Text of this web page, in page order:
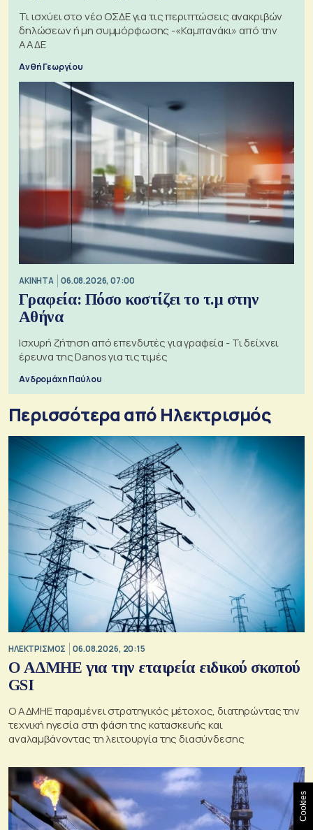
Τι ισχύει στο νέο ΟΣΔΕ για τις περιπτώσεις ανακριβών
δηλώσεων ή μη συμμόρφωσης -«Καμπανάκι» από την
ΑΑΔΕ
Ανθή Γεωργίου
ΑΚΙΝΗΤΑ 06.08.2026, 07:00
Γραφεία: Πόσο κοστίζει το τ.μ στην
Αθήνα
Ισχυρή ζήτηση από επενδυτές για γραφεία - Τι δείχνει
έρευνα της Danos για τις τιμές
Ανδρομάχη Παύλου
Περισσότερα από Ηλεκτρισμός
ΗΛΕΚΤΡΙΣΜΟΣ 06.08.2026, 20:15
O ΑΔΜΗΕ για την εταιρεία ειδικού σκοπού
GSI
O ΑΔΜΗΕ παραμένει στρατηγικός μέτοχος, διατηρώντας την
τεχνική ηγεσία στη φάση της κατασκευής και
αναλαμβάνοντας τη λειτουργία της διασύνδεσης
Cookies